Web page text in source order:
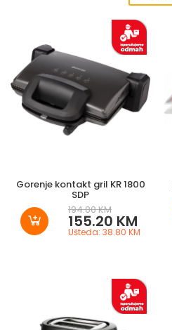
Gorenje kontakt gril KR 1800
SDP
194.00 KM
155.20 KM
Ušteda: 38.80 KM